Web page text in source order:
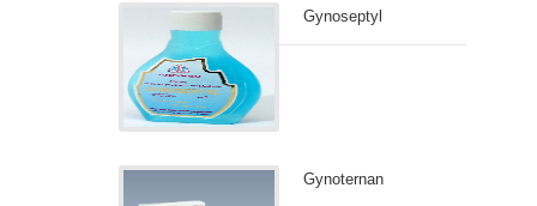
Gynoseptyl
Gynoternan